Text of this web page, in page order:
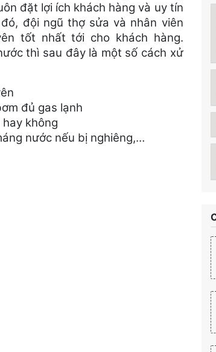
đặt lợi ích khách hàng và uy tín
đội ngũ thợ sửa và nhân viên
tốt nhất tới cho khách hàng.
thì sau đây là một số cách xử
đủ gas lạnh
không
nước nếu bị nghiêng,…